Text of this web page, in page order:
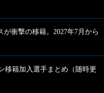
が衝撃の移籍。2027年7月から
移籍加入選手まとめ（随時更